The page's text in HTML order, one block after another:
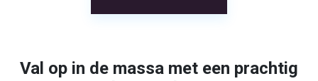
Val op in de massa met een prachtig